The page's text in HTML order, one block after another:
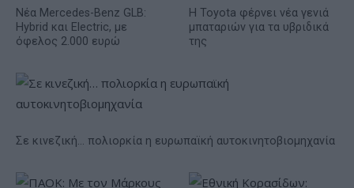
Νέα Mercedes-Benz GLB:
Hybrid και Electric, με
όφελος 2.000 ευρώ
Η Toyota φέρνει νέα γενιά
μπαταριών για τα υβριδικά
της
Σε κινεζική… πολιορκία η ευρωπαϊκή αυτοκινητοβιομηχανία